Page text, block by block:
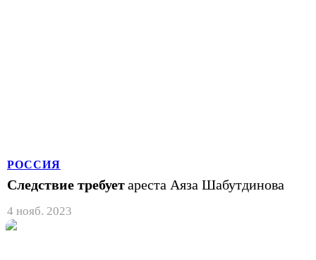
РОССИЯ
Следствие требуетареста Аяза Шабутдинова
4 нояб. 2023